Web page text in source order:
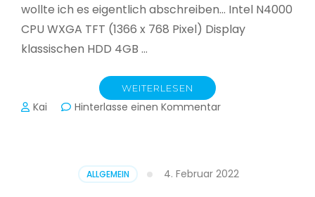
wollte ich es eigentlich abschreiben… Intel N4000
CPU WXGA TFT (1366 x 768 Pixel) Display
klassischen HDD 4GB …
WEITERLESEN
Kai Hinterlasse einen Kommentarzu
ALLGEMEIN 4. Februar 2022